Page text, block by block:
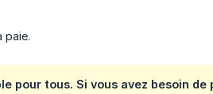
paie.
pour tous. Si vous avez besoin